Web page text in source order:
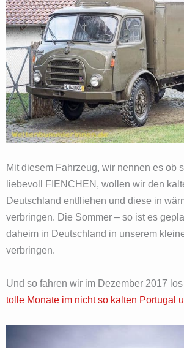
Mit diesem Fahrzeug, wir nennen es ob
liebevoll FIENCHEN, wollen wir den
Deutschland entfliehen und diese in
verbringen. Die Sommer – so ist es
daheim in Deutschland in unserem
verbringen.
Und so fahren wir im Dezember 2017 los
tolle Monate im nicht so kalten Portugal